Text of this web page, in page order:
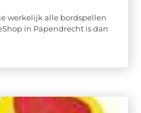
werkelijk alle bordspellen
in Papendrecht is dan